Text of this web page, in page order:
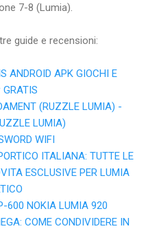
7-8 (Lumia).
guide e recensioni:
ANDROID APK GIOCHI E
(RUZZLE LUMIA) -
LUMIA)
WIFI
ITALIANA: TUTTE LE
ESCLUSIVE PER LUMIA
600 NOKIA LUMIA 920
COME CONDIVIDERE IN